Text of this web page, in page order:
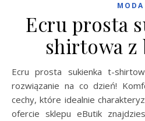
MODA
Ecru prosta
shirtowa z
Ecru prosta sukienka t-shirtowa z bawełny to idealne
rozwiązanie na co dzień!
cechy, które idealnie
ofercie sklepu eButik